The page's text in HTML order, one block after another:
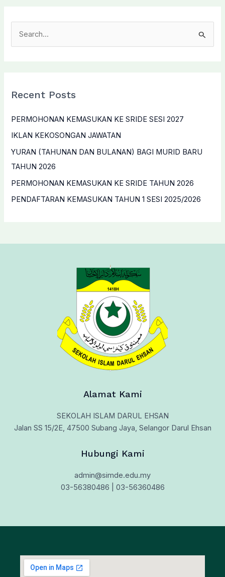
h
f
Recent Posts
PERMOHONAN KEMASUKAN KE SRIDE SESI 2027
IKLAN KEKOSONGAN JAWATAN
YURAN (TAHUNAN DAN BULANAN) BAGI MURID BARU
TAHUN 2026
PERMOHONAN KEMASUKAN KE SRIDE TAHUN 2026
PENDAFTARAN KEMASUKAN TAHUN 1 SESI 2025/2026
Alamat Kami
SEKOLAH ISLAM DARUL EHSAN
Jalan SS 15/2E, 47500 Subang Jaya, Selangor Darul Ehsan
Hubungi Kami
admin@simde.edu.my
03-56380486 | 03-56360486